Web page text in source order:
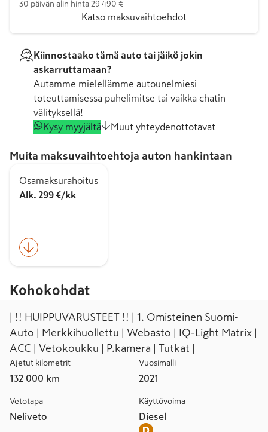
30 päivän alin hinta 29 490 €
Katso maksuvaihtoehdot
Kiinnostaako tämä auto tai jäikö jokin
askarruttamaan?
Autamme mielellämme autounelmiesi
toteuttamisessa puhelimitse tai vaikka chatin
välityksellä!
Kysy myyjältä
Muut yhteydenottotavat
Muita maksuvaihtoehtoja auton hankintaan
Osamaksurahoitus
Alk. 299 €/kk
Kohokohdat
| !! HUIPPUVARUSTEET !! | 1. Omisteinen Suomi-
Auto | Merkkihuollettu | Webasto | IQ-Light Matrix |
ACC | Vetokoukku | P.kamera | Tutkat |
Ajetut kilometrit
132 000 km
Vuosimalli
2021
Vetotapa
Neliveto
Käyttövoima
Diesel